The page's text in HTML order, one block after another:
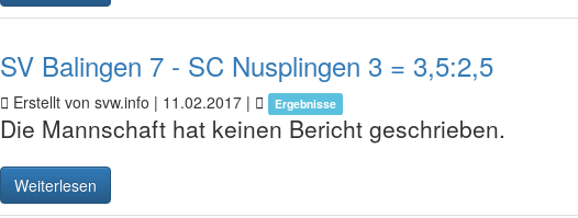
SV Balingen 7 - SC Nusplingen 3 = 3,5:2,5
Erstellt von svw.info | 11.02.2017 | Ergebnisse
Die Mannschaft hat keinen Bericht geschrieben.
Weiterlesen